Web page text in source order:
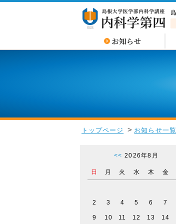
お知らせ
トップページ お知らせ一覧
<< 2026年8月
日 月 火 水 木 金
2 3 4 5 6 7
9 10 11 12 13 14